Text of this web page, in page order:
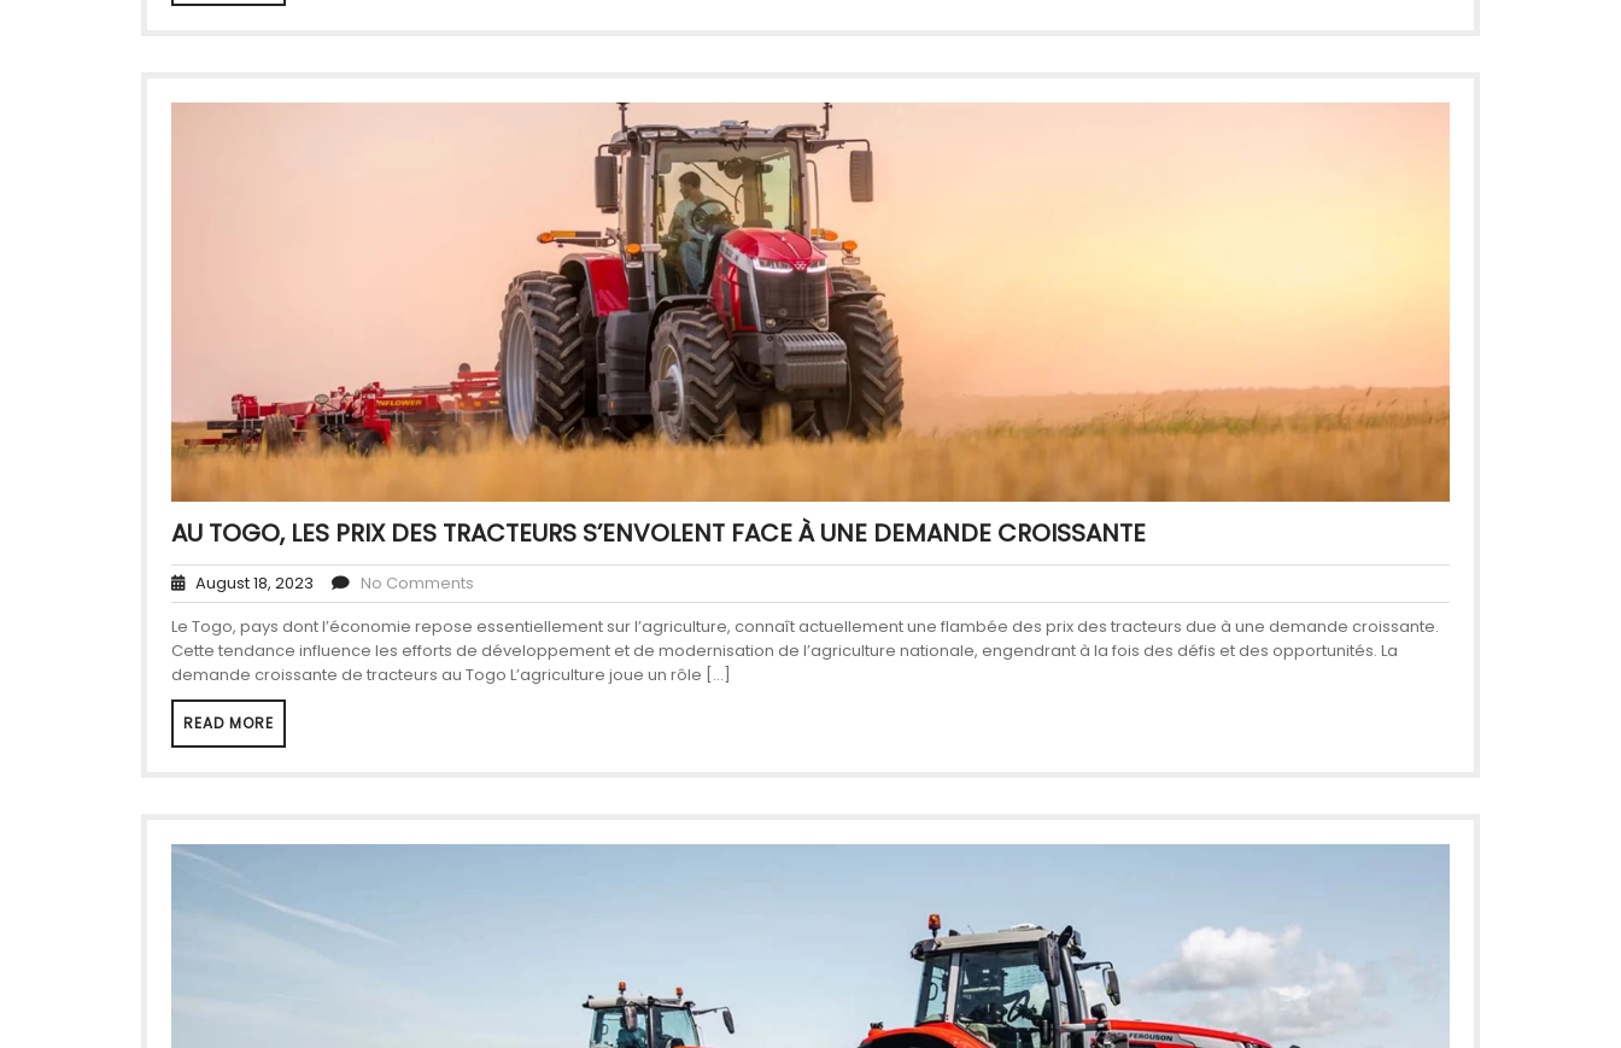
AU TOGO, LES PRIX DES TRACTEURS S’ENVOLENT FACE À UNE DEMANDE CROISSANTE
August 18, 2023
No Comments
Le Togo, pays dont l’économie repose essentiellement sur l’agriculture, connaît actuellement une flambée des prix des tracteurs due à une demande croissante.
Cette tendance influence les efforts de développement et de modernisation de l’agriculture nationale, engendrant à la fois des défis et des opportunités. La
demande croissante de tracteurs au Togo L’agriculture joue un rôle […]
READ MORE